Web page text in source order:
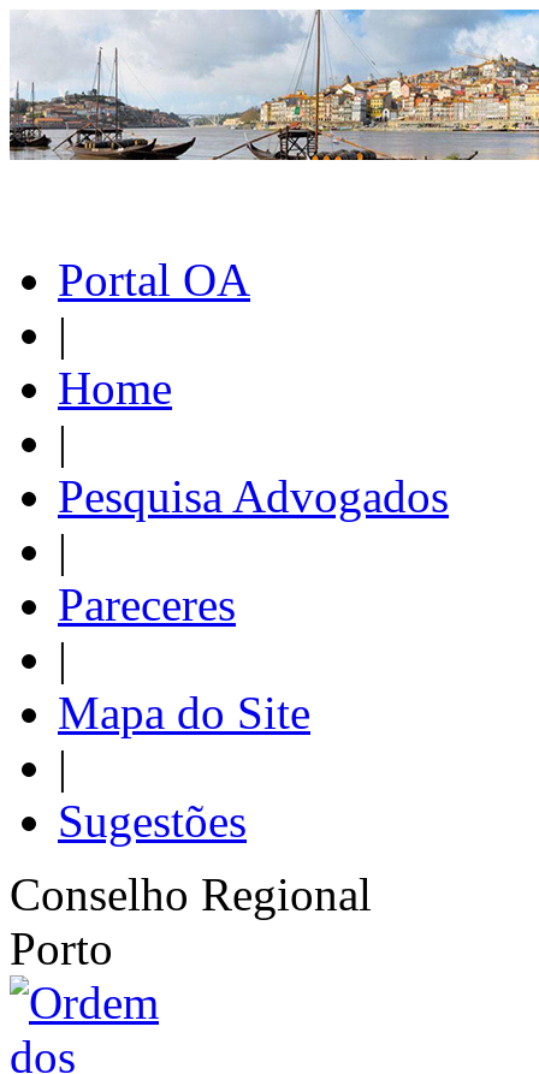
Portal OA
|
Home
|
Pesquisa Advogados
|
Pareceres
|
Mapa do Site
|
Sugestões
Conselho Regional
Porto